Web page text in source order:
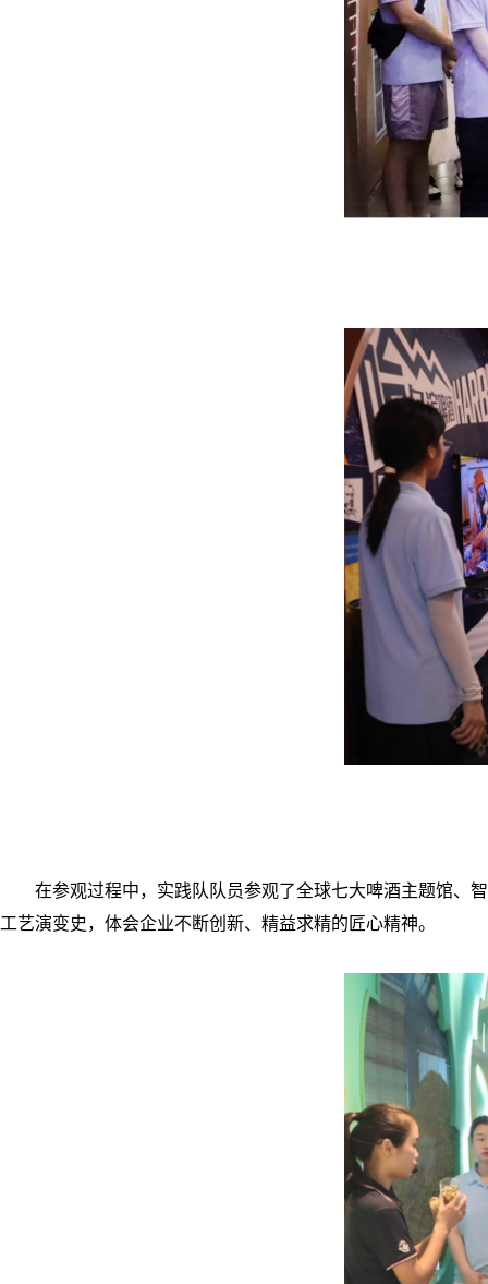
在参观过程中，实践队队员参观了全球七大啤酒主题馆、
工艺演变史，体会企业不断创新、精益求精的匠心精神。